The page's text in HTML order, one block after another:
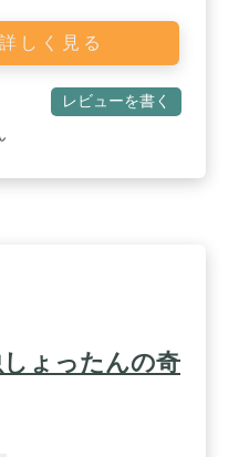
しく見る
レビューを書く
ょったんの奇